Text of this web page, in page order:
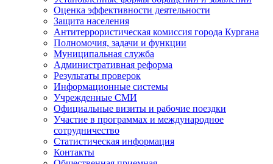
Оценка эффективности деятельности
Защита населения
Антитеррористическая комиссия города Кургана
Полномочия, задачи и функции
Муниципальная служба
Административная реформа
Результаты проверок
Информационные системы
Учрежденные СМИ
Официальные визиты и рабочие поездки
Участие в программах и международное
сотрудничество
Статистическая информация
Контакты